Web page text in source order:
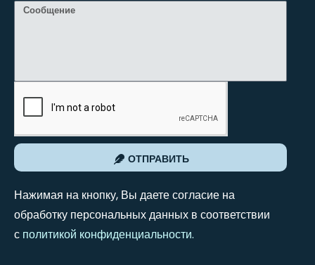
ОТПРАВИТЬ
Нажимая на кнопку, Вы даете согласие на
обработку персональных данных в соответствии
с политикой конфиденциальности.